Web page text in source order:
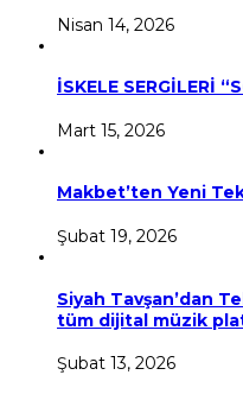
Nisan 14, 2026
İSKELE SERGİLERİ
Mart 15, 2026
Makbet’ten Yeni
Şubat 19, 2026
Siyah Tavşan’dan
tüm dijital müzik
Şubat 13, 2026